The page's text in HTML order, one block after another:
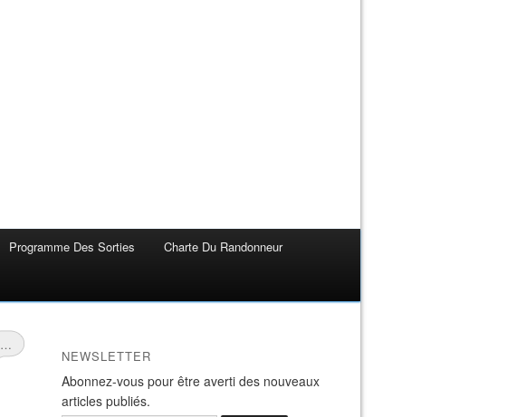
Programme Des Sorties Charte Du Randonneur
…
NEWSLETTER
Abonnez-vous pour être averti des nouveaux
articles publiés.